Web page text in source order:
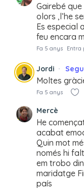
Gairebé
olors ,l’he
Es especial
feu encara
Fa 5 anys Entra
Jordi
Moltes
Fa 5 anys
Mercè
He
acabat
Quin mot
només hi
em trobo
maridatge
país